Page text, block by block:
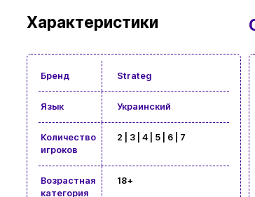
Характеристики
Бренд Strateg
Язык Украинский
Количество
игроков
2 | 3 | 4 | 5 | 6 | 7
Возрастная
категория
18+